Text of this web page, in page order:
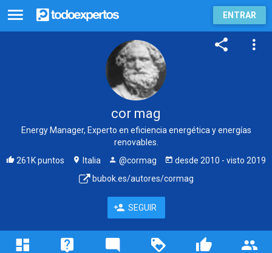
ENTRAR
cor mag
Energy Manager, Experto en eficiencia energética y energías
renovables.
261K puntos
Italia @cormag desde 2010 - visto 2019
bubok.es/autores/cormag
SEGUIR